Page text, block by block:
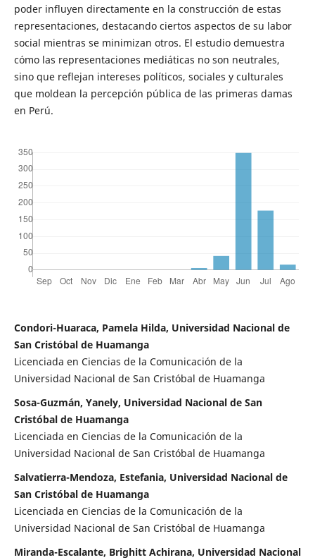
poder influyen directamente en la construcción de estas
representaciones, destacando ciertos aspectos de su labor
social mientras se minimizan otros. El estudio demuestra
cómo las representaciones mediáticas no son neutrales,
sino que reflejan intereses políticos, sociales y culturales
que moldean la percepción pública de las primeras damas
en Perú.
Condori-Huaraca, Pamela Hilda, Universidad Nacional de
San Cristóbal de Huamanga
Licenciada en Ciencias de la Comunicación de la
Universidad Nacional de San Cristóbal de Huamanga
Sosa-Guzmán, Yanely, Universidad Nacional de San
Cristóbal de Huamanga
Licenciada en Ciencias de la Comunicación de la
Universidad Nacional de San Cristóbal de Huamanga
Salvatierra-Mendoza, Estefania, Universidad Nacional de
San Cristóbal de Huamanga
Licenciada en Ciencias de la Comunicación de la
Universidad Nacional de San Cristóbal de Huamanga
Miranda-Escalante, Brighitt Achirana, Universidad Nacional